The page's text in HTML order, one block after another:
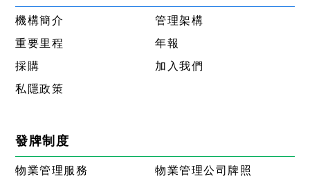
機構簡介
管理架構
重要里程
年報
採購
加入我們
私隱政策
發牌制度
物業管理服務
物業管理公司牌照